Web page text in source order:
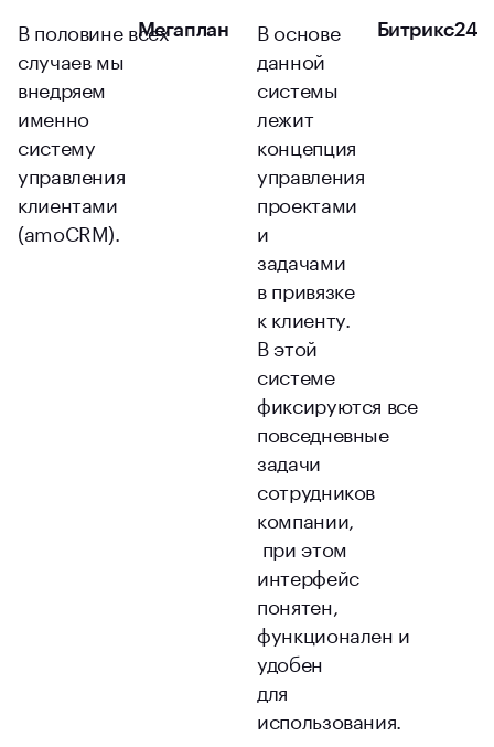
В половине всех
случаев мы
внедряем
именно
систему
управления
клиентами
(amoCRM).
Мегаплан
В основе
данной
системы
лежит
концепция
управления
проектами
и
задачами
в привязке
к клиенту.
В этой
системе
фиксируются все
повседневные
задачи
сотрудников
компании,
при этом
интерфейс
понятен,
функционален и
удобен
для
использования.
Битрикс24